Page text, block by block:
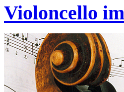
Violoncello